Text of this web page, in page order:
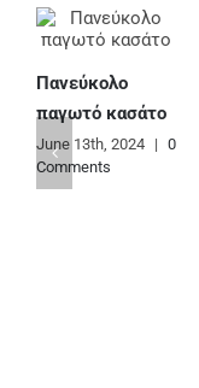
Πανεύκολο
παγωτό κασάτο
June 13th, 2024 | 0
Comments